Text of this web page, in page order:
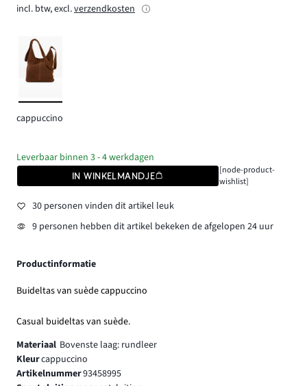
incl. btw, excl.verzendkosten
cappuccino
Leverbaar binnen 3 - 4 werkdagen
IN WINKELMANDJE
[node-product-
wishlist]
30 personen vinden dit artikel leuk
9 personen hebben dit artikel bekeken de afgelopen 24 uur
Productinformatie
Buideltas van suède cappuccino
Casual buideltas van suède.
Materiaal Bovenste laag: rundleer
Kleurcappuccino
Artikelnummer93458995